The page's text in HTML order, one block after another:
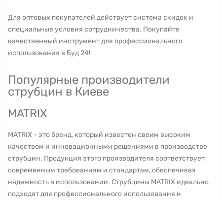
Для оптовых покупателей действует система скидок и
специальные условия сотрудничества. Покупайте
качественный инструмент для профессионального
использования в Буд 24!
Популярные производители
струбцин в Киеве
MATRIX
MATRIX - это бренд, который известен своим высоким
качеством и инновационными решениями в производстве
струбцин. Продукция этого производителя соответствует
современным требованиям и стандартам, обеспечивая
надежность в использовании. Струбцины MATRIX идеально
подходят для профессионального использования и